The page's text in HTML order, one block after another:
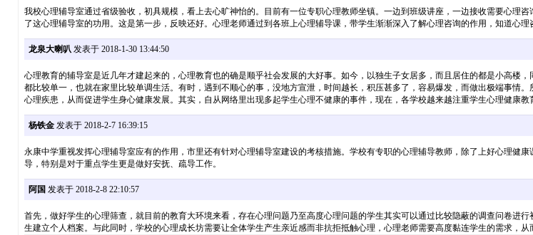
我校心理辅导室通过省级验收，初具规模，看上去心旷神怡的。目前有一位专职心理教师坐镇。一边到班级讲座，一边接收需要心理
了这心理辅导室的功用。这是第一步，反映还好。心理老师通过到各班上心理辅导课，带学生渐渐深入了解心理咨询的作用，知道心理
龙泉大喇叭发表于 2018-1-30 13:44:50
心理教育的辅导室是近几年才建起来的，心理教育也的确是顺乎社会发展的大好事。如今，以独生子女居多，而且居住的都是小高楼
都比较单一，也就在家里比较单调生活。有时，遇到不顺心的事，没地方宣泄，时间越长，积压甚多了，容易爆发，而做出极端事情
心理疾患，从而促进学生身心健康发展。其实，自从网络里出现多起学生心理不健康的事件，现在，各学校越来越注重学生心理健康教
杨铁金发表于 2018-2-7 16:39:15
永康中学重视发挥心理辅导室应有的作用，市里还有针对心理辅导室建设的考核措施。学校有专职的心理辅导教师，除了上好心理健
导，特别是对于重点学生更是做好安抚、疏导工作。
阿国 发表于 2018-2-8 22:10:57
首先，做好学生的心理筛查，就目前的教育大环境来看，存在心理问题乃至高度心理问题的学生其实可以通过比较隐蔽的调查问卷进
生建立个人档案。与此同时，学校的心理成长坊需要让全体学生产生亲近感而非抗拒抵触心理，心理老师需要高度黏连学生的需求，